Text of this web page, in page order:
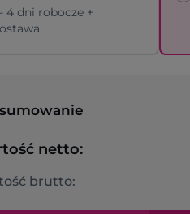
4 dni robocze +
netto:
brutto: